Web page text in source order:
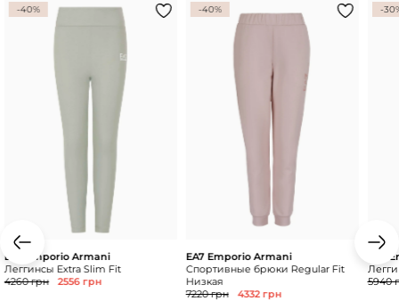
-40%
EA7 Emporio Armani
Леггинсы Extra Slim Fit
4260 грн
2556 грн
-40%
EA7 Emporio Armani
Спортивные брюки Regular Fit
Низкая
7220 грн
4332 грн
-
EA7
5940